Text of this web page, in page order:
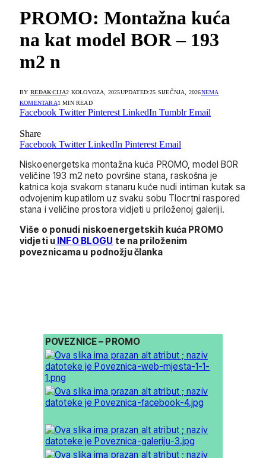
PROMO: Montažna kuća
na kat model BOR – 193
m2 n
BY REDAKCIJA2 KOLOVOZA, 2025UPDATED:25 SIJEČNJA, 2026NEMA
KOMENTARA1 MIN READ
Facebook Twitter Pinterest LinkedIn Tumblr Email
Share
Facebook Twitter LinkedIn Pinterest Email
Niskoenergetska montažna kuća PROMO, model BOR
veličine 193 m2 neto površine stana, raskošna je
katnica koja svakom stanaru kuće nudi intiman kutak sa
odvojenim kupatilom uz svaku sobu Tlocrtni raspored
stana i veličine prostora vidjeti u priloženoj galeriji.
Više o ponudi niskoenergetskih kuća PROMO
vidjeti u INFO BLOGU te na priloženim
poveznicama u podnožju članka
POVEZNICE – PROMO